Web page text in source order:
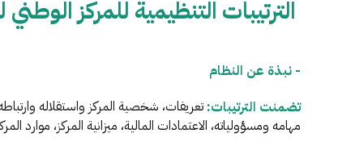
المركز الإعلامي
مركز الدعم والمساعدة
الترتيبات التنظيمية للمركز
- نبذة عن النظام
تضمنت الترتيبات: تعريفات، شخصية المركز واستقلاله
مهامه ومسؤولياته، الاعتمادات المالية، ميزانية المركز، موارد